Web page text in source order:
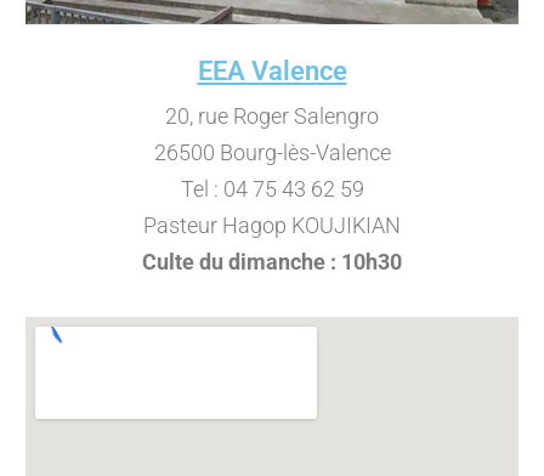
EEA Valence
20, rue Roger Salengro
26500 Bourg-lès-Valence
Tel : 04 75 43 62 59
Pasteur Hagop KOUJIKIAN
Culte du dimanche : 10h30